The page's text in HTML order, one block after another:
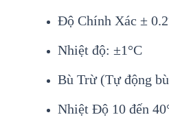
Độ Chính Xác ±
Nhiệt độ: ±1°C
Bù Trừ (Tự động
Nhiệt Độ 10 đến